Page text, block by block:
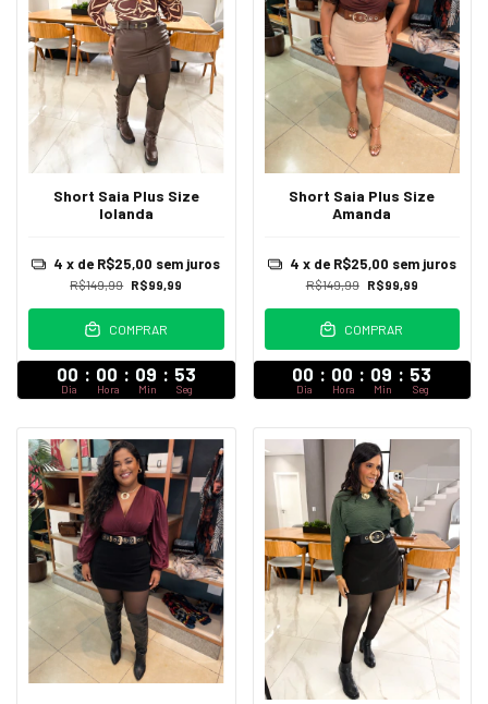
Short Saia Plus Size
Iolanda
R$149,99 R$99,99
4 x de R$25,00 sem juros
COMPRAR
00 : 00 : 09 : 52
Dia Hora Min Seg
Short Saia Plus Size
Amanda
R$149,99 R$99,99
4 x de R$25,00 sem juros
COMPRAR
00 : 00 : 09 : 52
Dia Hora Min Seg